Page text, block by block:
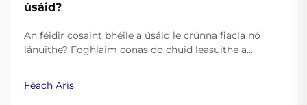
úsáid?
An féidir cosaint bhéile a úsáid le crúnna fiacla nó
lánuithe? Foghlaim conas do chuid leasuithe a
mbeidh sé ar cheart i gceart. Foghlaim níos mó anois.
Féach Arís